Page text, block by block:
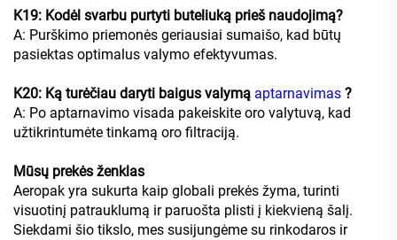
K19: Kodėl svarbu purtyti buteliuką prieš naudojimą?
A: Purškimo priemonės geriausiai sumaišo, kad būtų
pasiektas optimalus valymo efektyvumas.
K20: Ką turėčiau daryti baigus valymą aptarnavimas ?
A: Po aptarnavimo visada pakeiskite oro valytuvą, kad
užtikrintumėte tinkamą oro filtraciją.
Mūsų prekės ženklas
Aeropak yra sukurta kaip globali prekės žyma, turinti
visuotinį patrauklumą ir paruošta plisti į kiekvieną šalį.
Siekdami šio tikslo, mes susijungėme su rinkodaros ir